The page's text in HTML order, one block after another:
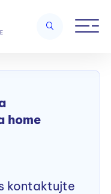
Motivácia a podpora
home
kontaktujte